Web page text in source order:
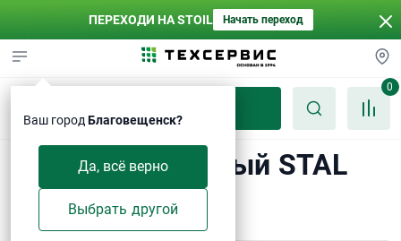
ПЕРЕХОДИ НА STOIL Начать переход
Ваш город Благовещенск?
Да, всё верно
Выбрать другой
0
Фильтр топливный STAL
ST20037